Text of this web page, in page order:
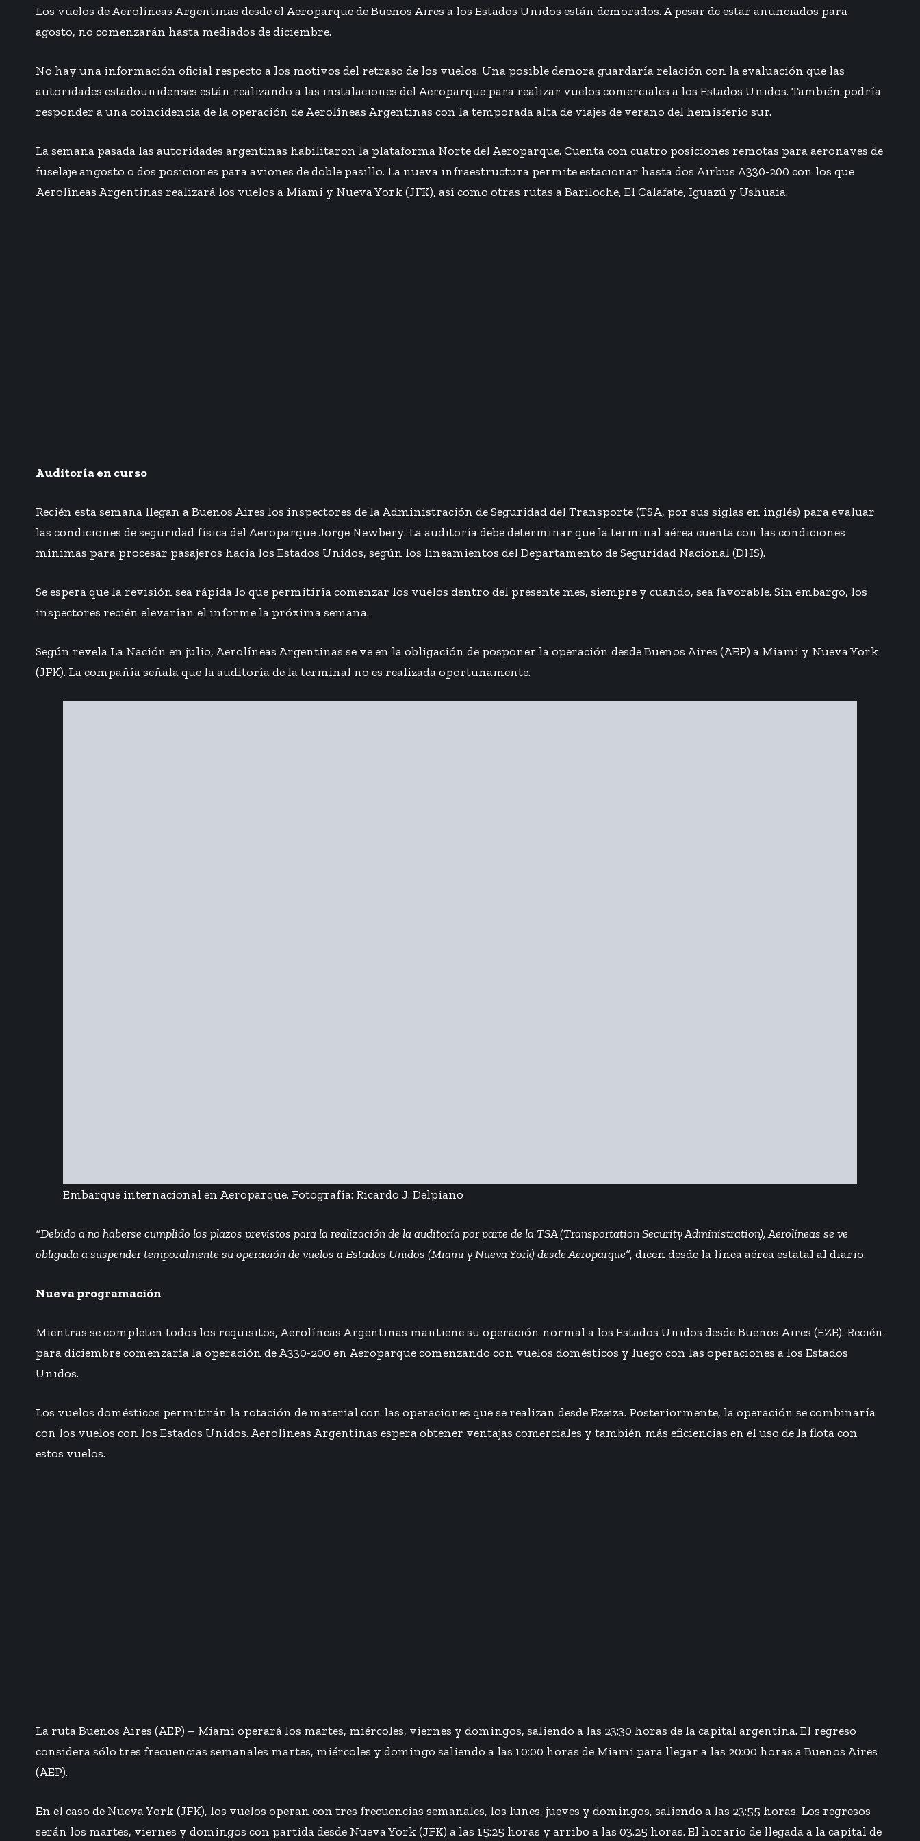
Los vuelos de Aerolíneas Argentinas desde el Aeroparque de Buenos Aires a los Estados Unidos están demorados. A pesar de estar anunciados para
agosto, no comenzarán hasta mediados de diciembre.
No hay una información oficial respecto a los motivos del retraso de los vuelos. Una posible demora guardaría relación con la evaluación que las
autoridades estadounidenses están realizando a las instalaciones del Aeroparque para realizar vuelos comerciales a los Estados Unidos. También podría
responder a una coincidencia de la operación de Aerolíneas Argentinas con la temporada alta de viajes de verano del hemisferio sur.
La semana pasada las autoridades argentinas habilitaron la plataforma Norte del Aeroparque. Cuenta con cuatro posiciones remotas para aeronaves de
fuselaje angosto o dos posiciones para aviones de doble pasillo. La nueva infraestructura permite estacionar hasta dos Airbus A330-200 con los que
Aerolíneas Argentinas realizará los vuelos a Miami y Nueva York (JFK), así como otras rutas a Bariloche, El Calafate, Iguazú y Ushuaia.
Auditoría en curso
Recién esta semana llegan a Buenos Aires los inspectores de la Administración de Seguridad del Transporte (TSA, por sus siglas en inglés) para evaluar
las condiciones de seguridad física del Aeroparque Jorge Newbery. La auditoría debe determinar que la terminal aérea cuenta con las condiciones
mínimas para procesar pasajeros hacia los Estados Unidos, según los lineamientos del Departamento de Seguridad Nacional (DHS).
Se espera que la revisión sea rápida lo que permitiría comenzar los vuelos dentro del presente mes, siempre y cuando, sea favorable. Sin embargo, los
inspectores recién elevarían el informe la próxima semana.
Según revela La Nación en julio, Aerolíneas Argentinas se ve en la obligación de posponer la operación desde Buenos Aires (AEP) a Miami y Nueva York
(JFK). La compañía señala que la auditoría de la terminal no es realizada oportunamente.
Embarque internacional en Aeroparque. Fotografía: Ricardo J. Delpiano
“Debido a no haberse cumplido los plazos previstos para la realización de la auditoría por parte de la TSA (Transportation Security Administration), Aerolíneas se ve
obligada a suspender temporalmente su operación de vuelos a Estados Unidos (Miami y Nueva York) desde Aeroparque”, dicen desde la línea aérea estatal al diario.
Nueva programación
Mientras se completen todos los requisitos, Aerolíneas Argentinas mantiene su operación normal a los Estados Unidos desde Buenos Aires (EZE). Recién
para diciembre comenzaría la operación de A330-200 en Aeroparque comenzando con vuelos domésticos y luego con las operaciones a los Estados
Unidos.
Los vuelos domésticos permitirán la rotación de material con las operaciones que se realizan desde Ezeiza. Posteriormente, la operación se combinaría
con los vuelos con los Estados Unidos. Aerolíneas Argentinas espera obtener ventajas comerciales y también más eficiencias en el uso de la flota con
estos vuelos.
La ruta Buenos Aires (AEP) – Miami operará los martes, miércoles, viernes y domingos, saliendo a las 23:30 horas de la capital argentina. El regreso
considera sólo tres frecuencias semanales martes, miércoles y domingo saliendo a las 10:00 horas de Miami para llegar a las 20:00 horas a Buenos Aires
(AEP).
En el caso de Nueva York (JFK), los vuelos operan con tres frecuencias semanales, los lunes, jueves y domingos, saliendo a las 23:55 horas. Los regresos
serán los martes, viernes y domingos con partida desde Nueva York (JFK) a las 15:25 horas y arribo a las 03.25 horas. El horario de llegada a la capital de